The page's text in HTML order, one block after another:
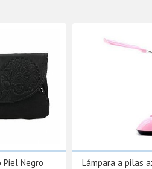
Piel Negro Lámpara a pilas